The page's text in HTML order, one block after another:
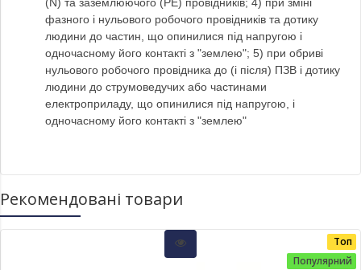
фазного і нульового робочого провідників та дотику
людини до частин, що опинилися під напругою і
одночасному його контакті з "землею"; 5) при обриві
нульового робочого провідника до (і після) ПЗВ і дотику
людини до струмоведучих або частинами
електроприладу, що опинилися під напругою, і
одночасному його контакті з "землею"
Рекомендовані товари
Топ
Популярний